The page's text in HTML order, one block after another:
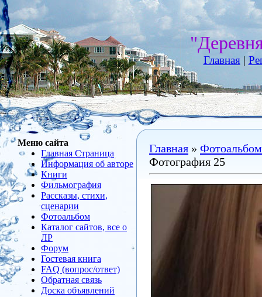
Главная|
Меню сайта
Главная Страница
Информация об авторе
Книги
Фильмография
Рассказы, стихи,
сценарии
Фотоальбом
Каталог сайтов, все о
ЛР
Форум
Гостевая книга
FAQ (вопрос/ответ)
Обратная связь
Доска объявлений
Главная » Фотоальбом
Фотография 25